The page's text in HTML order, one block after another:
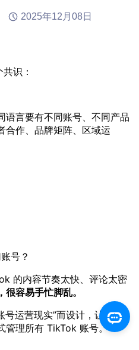
2025年12月08日
识：
语言要有不同账号、不同产品
合作、品牌矩阵、区域运
号？
的内容节奏太快、评论太密
容易手忙脚乱。
运营现实”而设计，让你的
管理所有 TikTok 账号。